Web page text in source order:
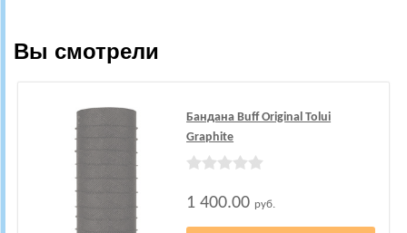
Вы смотрели
Бандана Buff Original Tolui
Graphite
1 400.00 руб.